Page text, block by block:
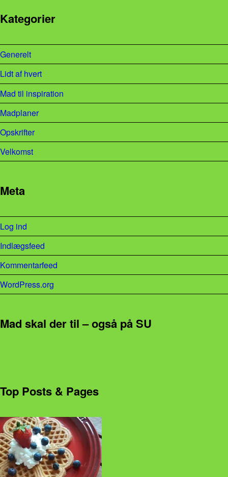
Kategorier
Generelt
Lidt af hvert
Mad til inspiration
Madplaner
Opskrifter
Velkomst
Meta
Log ind
Indlægsfeed
Kommentarfeed
WordPress.org
Mad skal der til – også på SU
Top Posts & Pages